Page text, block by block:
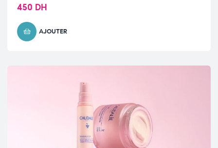
10ML + VINERGETIC C+ MASQUE DETOX
450 DH
AJOUTER